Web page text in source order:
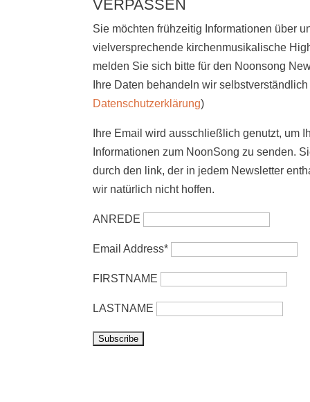
VERPASSEN
Sie möchten frühzeitig Informationen über
vielversprechende kirchenmusikalische
melden Sie sich bittefür den Noonsong
Ihre Daten behandeln wir
Datenschutzerklärung)
Ihre Email wird ausschließlich genutzt, um
Informationen zum NoonSong zu senden.
durch den link, der in jedem Newsletter
wir natürlich nicht hoffen.
ANREDE
Email Address*
FIRSTNAME
LASTNAME